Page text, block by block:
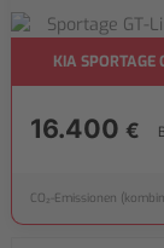
KIA SPORTAGE
16.400 €
CO₂-Emissionen